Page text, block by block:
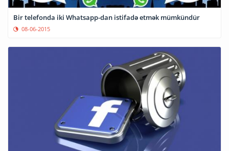
Bir telefonda iki Whatsapp-dan istifadə etmək mümkündür
08-06-2015